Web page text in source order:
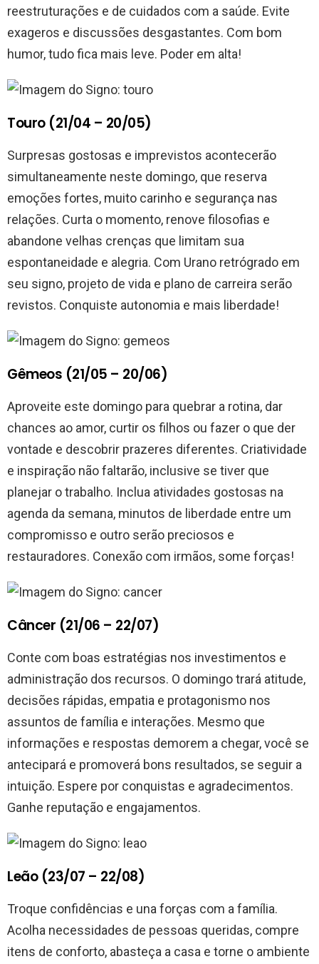
reestruturações e de cuidados com a saúde. Evite
exageros e discussões desgastantes. Com bom
humor, tudo fica mais leve. Poder em alta!
Touro (21/04 – 20/05)
Surpresas gostosas e imprevistos acontecerão
simultaneamente neste domingo, que reserva
emoções fortes, muito carinho e segurança nas
relações. Curta o momento, renove filosofias e
abandone velhas crenças que limitam sua
espontaneidade e alegria. Com Urano retrógrado em
seu signo, projeto de vida e plano de carreira serão
revistos. Conquiste autonomia e mais liberdade!
Gêmeos (21/05 – 20/06)
Aproveite este domingo para quebrar a rotina, dar
chances ao amor, curtir os filhos ou fazer o que der
vontade e descobrir prazeres diferentes. Criatividade
e inspiração não faltarão, inclusive se tiver que
planejar o trabalho. Inclua atividades gostosas na
agenda da semana, minutos de liberdade entre um
compromisso e outro serão preciosos e
restauradores. Conexão com irmãos, some forças!
Câncer (21/06 – 22/07)
Conte com boas estratégias nos investimentos e
administração dos recursos. O domingo trará atitude,
decisões rápidas, empatia e protagonismo nos
assuntos de família e interações. Mesmo que
informações e respostas demorem a chegar, você se
antecipará e promoverá bons resultados, se seguir a
intuição. Espere por conquistas e agradecimentos.
Ganhe reputação e engajamentos.
Leão (23/07 – 22/08)
Troque confidências e una forças com a família.
Acolha necessidades de pessoas queridas, compre
itens de conforto, abasteça a casa e torne o ambiente